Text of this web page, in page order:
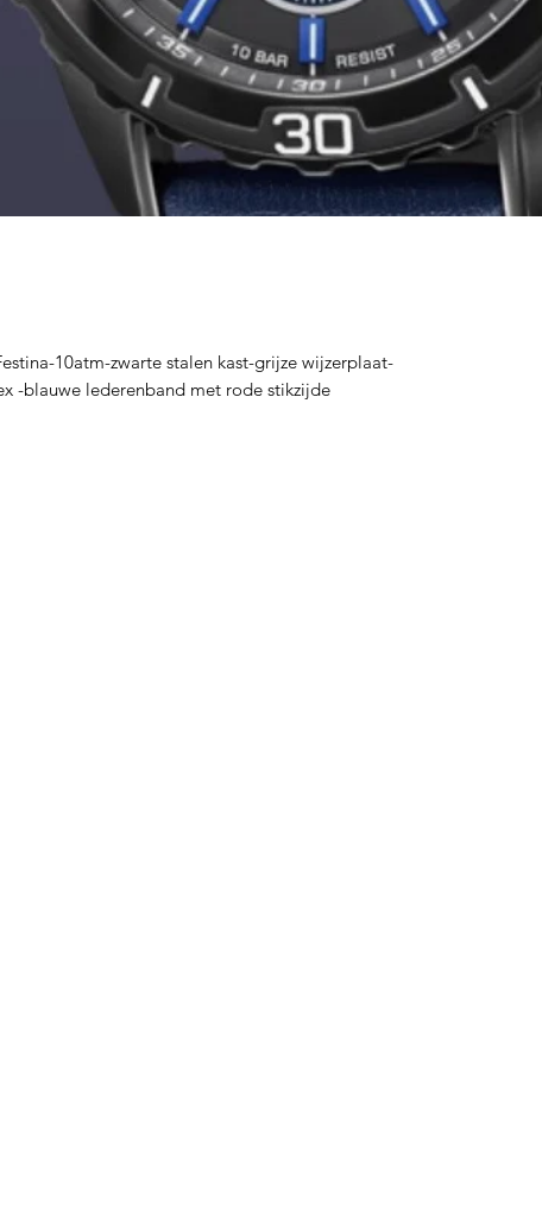
10atm-zwarte stalen kast-grijze wijzerplaat-
-blauwe lederenband met rode stikzijde